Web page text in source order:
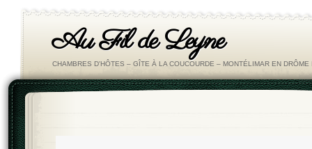
Au Fil de Leyne
CHAMBRES D'HÔTES – GÎTE À LA COUCOURDE – MONTÉLIMAR EN DRÔME